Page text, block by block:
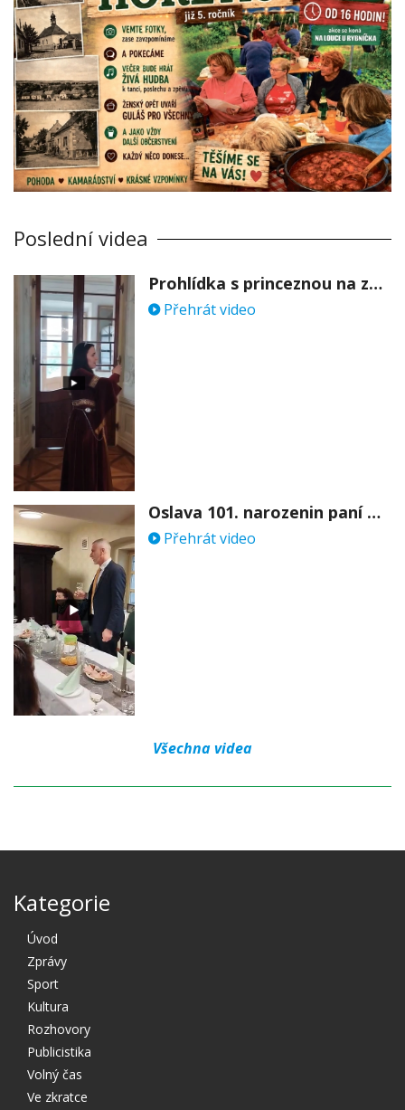
Poslední videa
Prohlídka s princeznou na zámku Stekník
Přehrát video
Oslava 101. narozenin paní Věry Skořepové
Přehrát video
Všechna videa
Kategorie
Úvod
Zprávy
Sport
Kultura
Rozhovory
Publicistika
Volný čas
Ve zkratce